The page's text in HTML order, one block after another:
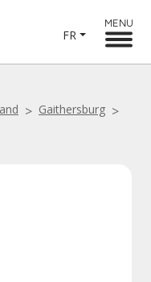
FR
MENU
Gaithersburg